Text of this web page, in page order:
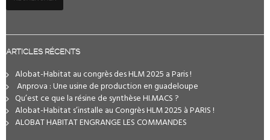
ARTICLES RÉCENTS
Alobat-Habitat au congrès des HLM 2025 a Paris !
️ Anprova : Une usine de production en guadeloupe
Qu’est ce que la résine de synthèse HI.MACS ?
Alobat-Habitat s’installe au Congrès HLM 2025 à PARIS !
ALOBAT HABITAT ENGRANGE LES COMMANDES